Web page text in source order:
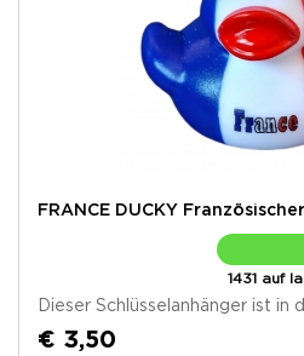
FRANCE DUCKY
1431 auf
Dieser Schlüsselanhänger ist in
€ 3,50